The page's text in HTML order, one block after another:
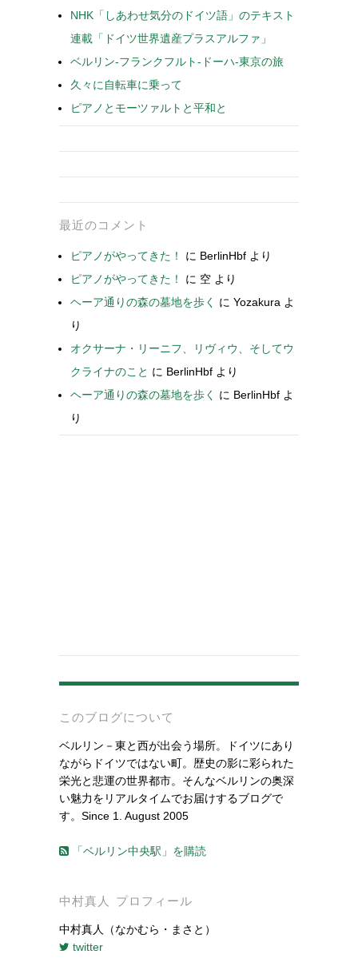
NHK「しあわせ気分のドイツ語」のテキスト
連載「ドイツ世界遺産プラスアルファ」
ベルリン-フランクフルト-ドーハ-東京の旅
久々に自転車に乗って
ピアノとモーツァルトと平和と
最近のコメント
ピアノがやってきた！ に BerlinHbf より
ピアノがやってきた！
に 空 より
ヘーア通りの森の墓地を歩く
に Yozakura よ
り
オクサーナ・リーニフ、リヴィウ、そしてウ
クライナのこと に BerlinHbf より
ヘーア通りの森の墓地を歩く
に BerlinHbf よ
り
このブログについて
ベルリン－東と西が出会う場所。ドイツにあり
ながらドイツではない町。歴史の影に彩られた
栄光と悲運の世界都市。そんなベルリンの奥深
い魅力をリアルタイムでお届けするブログで
す。Since 1. August 2005
「ベルリン中央駅」を購読
中村真人 プロフィール
中村真人（なかむら・まさと）
twitter